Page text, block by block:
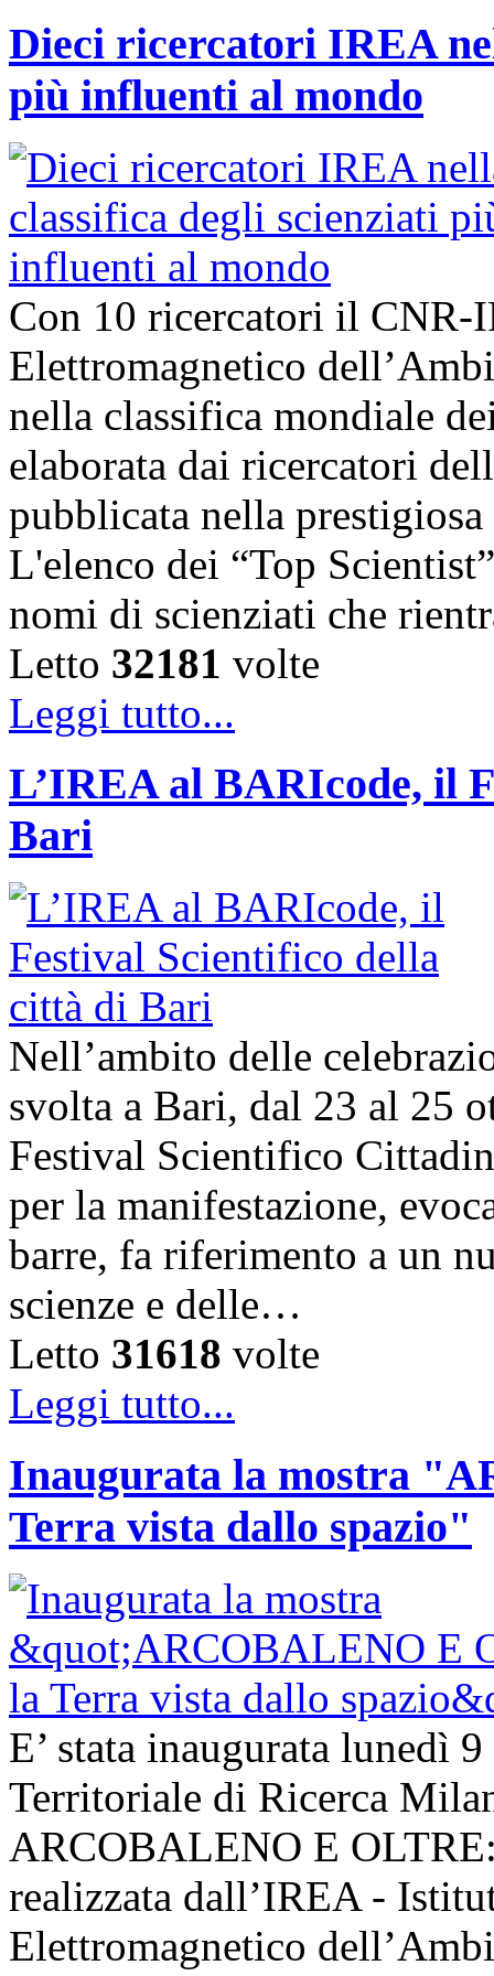
Dieci ricercatori IREA
più influenti al mondo
Con 10 ricercatori il
Elettromagnetico
nella classifica mondiale
elaborata dai ricercatori
pubblicata nella
L'elenco dei “Top
nomi di scienziati che
Letto 32181 volte
Leggi tutto...
L’IREA al BARIcode, il
Bari
Nell’ambito delle
svolta a Bari, dal 23 al 25
Festival Scientifico
per la manifestazione,
barre, fa riferimento a un
scienze e delle…
Letto 31618 volte
Leggi tutto...
Inaugurata la mostra
Terra vista dallo spazio"
E’ stata inaugurata lunedì
Territoriale di Ricerca
ARCOBALENO E
realizzata dall’IREA -
Elettromagnetico